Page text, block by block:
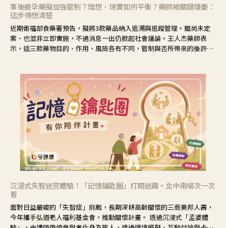
事後避孕藥擬加強管制？理想、現實如何平衡？藥師揭關鍵隱憂：
這步得想清楚
近期衛福部食藥署預告，擬將3款藥品納入追溯與追蹤管理。雖尚未定
案、也並非立即實施，不過消息一出仍掀起社會議論。王人杰藥師表
示，這三款藥物目的、作用、風險各有不同，管制與否所帶來的後許影
沉浸式失智迷宮體驗！「記憶鑰匙圈」打開迷霧。北中南場次一次
看
面對日益嚴峻的「失智症」挑戰，長期深耕高齡關懷的三商美邦人壽，
今年攜手弘道老人福利基金會，推動關懷計畫。 透過沉浸式「孟婆體